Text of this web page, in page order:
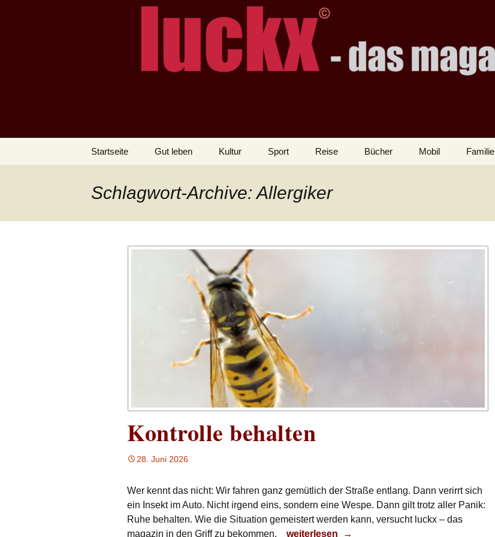
LUCKX
– das Magazin
Startseite Gut leben Kultur Sport Reise Bücher Mobil Familie
Schlagwort-Archive: Allergiker
Kontrolle behalten
28. Juni 2026
Wer kennt das nicht: Wir fahren ganz gemütlich der Straße entlang. Dann verirrt sich
ein Insekt im Auto. Nicht irgend eins, sondern eine Wespe. Dann gilt trotz aller Panik:
Ruhe behalten. Wie die Situation gemeistert werden kann, versucht luckx – das
magazin in den Griff zu bekommen.
Kontrolle behalten
weiterlesen →